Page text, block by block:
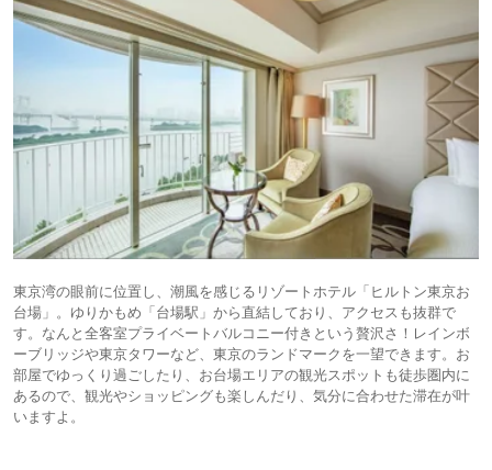
東京湾の眼前に位置し、潮風を感じるリゾートホテル「ヒルトン東京お
台場」。ゆりかもめ「台場駅」から直結しており、アクセスも抜群で
す。なんと全客室プライベートバルコニー付きという贅沢さ！レインボ
ーブリッジや東京タワーなど、東京のランドマークを一望できます。お
部屋でゆっくり過ごしたり、お台場エリアの観光スポットも徒歩圏内に
あるので、観光やショッピングも楽しんだり、気分に合わせた滞在が叶
いますよ。